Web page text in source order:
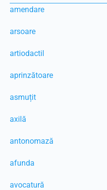
amendare
arsoare
artiodactil
aprinzătoare
asmuțit
axilă
antonomază
afunda
avocatură